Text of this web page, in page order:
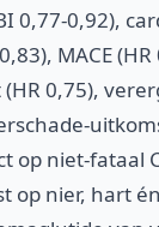
0,77-0,92),
MACE
0,75),
op niet-fataal
op nier, hart